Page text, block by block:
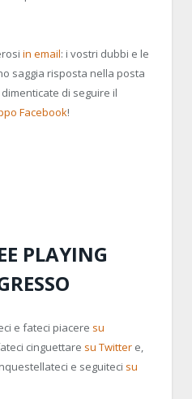
in email: i vostri dubbi e le
saggia risposta nella posta
di seguire il
Facebook!
PLAYING
e fateci piacere su
cinguettare su Twitter e,
e seguiteci su